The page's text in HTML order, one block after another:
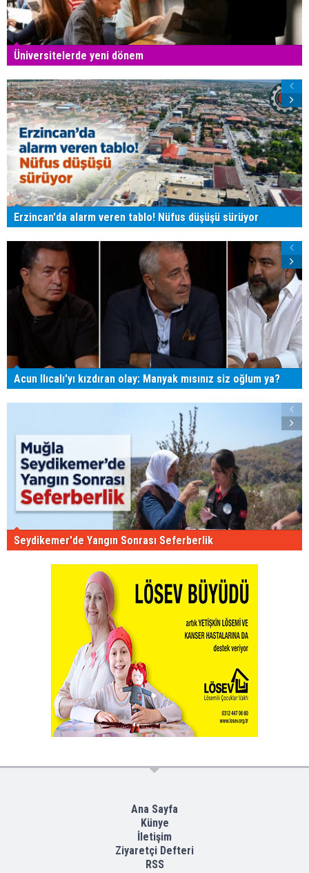
Üniversitelerde yeni dönem
Erzincan'da alarm veren tablo! Nüfus düşüşü sürüyor
Acun Ilıcalı'yı kızdıran olay: Manyak mısınız siz oğlum ya?
Seydikemer'de Yangın Sonrası Seferberlik
Ana Sayfa
Künye
İletişim
Ziyaretçi Defteri
RSS